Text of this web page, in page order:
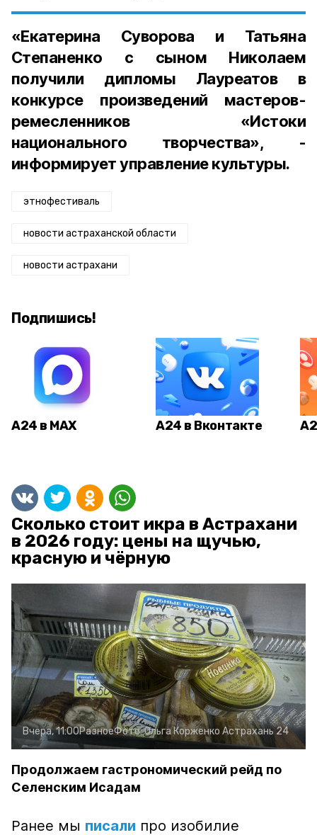
«Екатерина Суворова и Татьяна
Степаненко с сыном Николаем
получили дипломы Лауреатов в
конкурсе произведений мастеров-
ремесленников «Истоки
национального творчества», -
информирует управление культуры.
этнофестиваль
новости астраханской области
новости астрахани
Подпишись!
А24 в MAX А24 в Вконтакте
Сколько стоит икра в Астрахани
в 2026 году: цены на щучью,
красную и чёрную
Вчера, 11:00РазноеФото:Ольга Корженко Астрахань 24
Продолжаем гастрономический рейд по
Селенским Исадам
Ранее мы писали про изобилие